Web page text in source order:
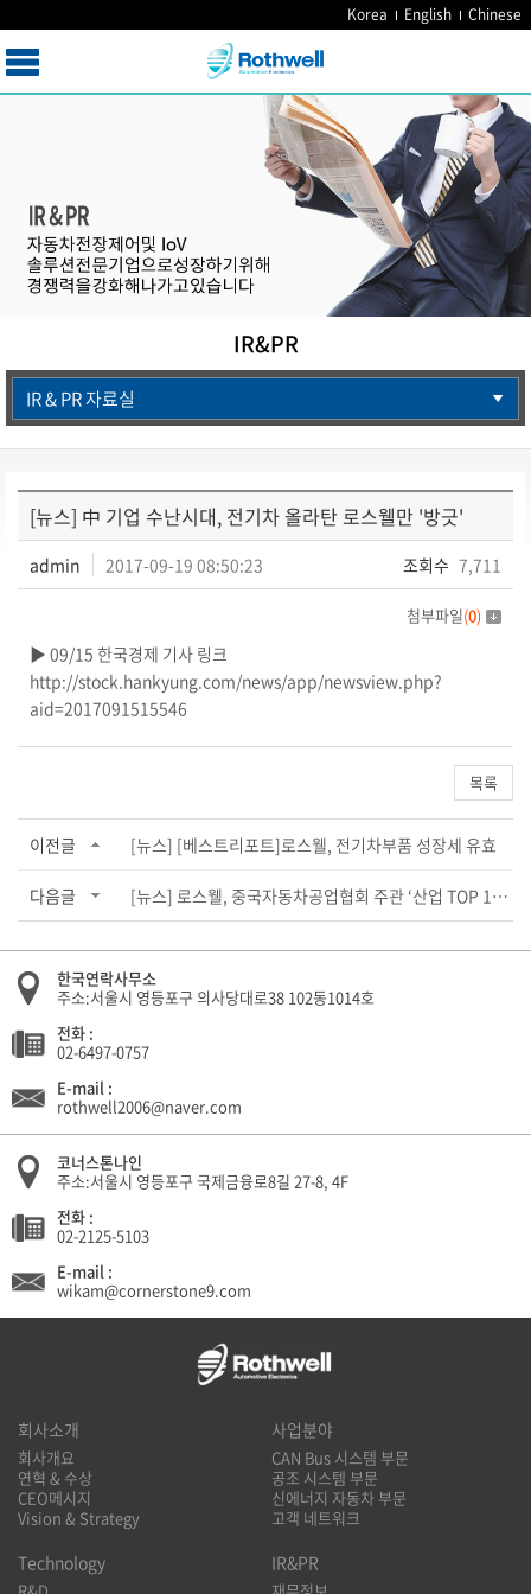
Korea English Chinese
IR&PR
IR & PR 자료실
[뉴스] 中 기업 수난시대, 전기차 올라탄 로스웰만 '방긋'
admin 2017-09-19 08:50:23 조회수 7,711
첨부파일(0)
▶ 09/15 한국경제 기사 링크
http://stock.hankyung.com/news/app/newsview.php?
aid=2017091515546
목록
이전글 [뉴스] [베스트리포트]로스웰, 전기차부품 성장세 유효
다음글 [뉴스] 로스웰, 중국자동차공업협회 주관 ‘산업 TOP 10 기업’ 수상
한국연락사무소
주소:서울시 영등포구 의사당대로38 102동1014호
전화 :
02-6497-0757
E-mail :
rothwell2006@naver.com
코너스톤나인
주소:서울시 영등포구 국제금융로8길 27-8, 4F
전화 :
02-2125-5103
E-mail :
wikam@cornerstone9.com
회사소개
회사개요
연혁 & 수상
CEO메시지
Vision & Strategy
사업분야
CAN Bus 시스템 부문
공조 시스템 부문
신에너지 자동차 부문
고객 네트워크
Technology IR&PR